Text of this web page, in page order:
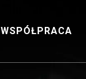
WSPÓŁPRACA